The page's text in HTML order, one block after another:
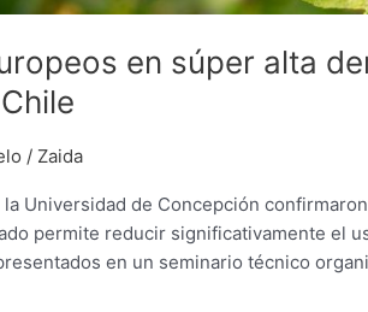
en súper alta
/ Zaida
Universidad de Concepción
permite reducir significativamente el
en un seminario técnico